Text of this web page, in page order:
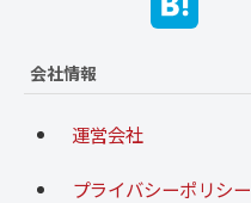
会社情報
運営会社
プライバシーポリシー